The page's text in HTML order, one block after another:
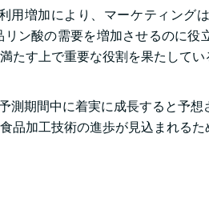
増加により、マーケティング
ン酸の需要を増加させるのに役
す上で重要な役割を果たしてい
測期間中に着実に成長すると予
加工技術の進歩が見込まれるた